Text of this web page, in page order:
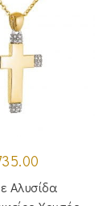
τιμή
είναι:
Αλυσίδα